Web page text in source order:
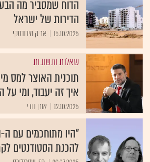
הדוח שמסביר מה
הדירות של ישראל
15.10.2025 אריק מירובסקי
שאלות ותשובות
איך זה יעבוד, ומי על
12.10.2025 אורן דורי
להכנת הסטודנטים